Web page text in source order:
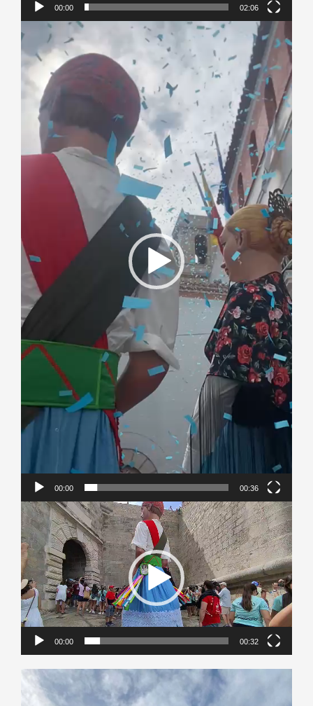
00:00 02:06
Reproductor
de
vídeo
00:00 00:36
Reproductor
de
vídeo
00:00 00:32